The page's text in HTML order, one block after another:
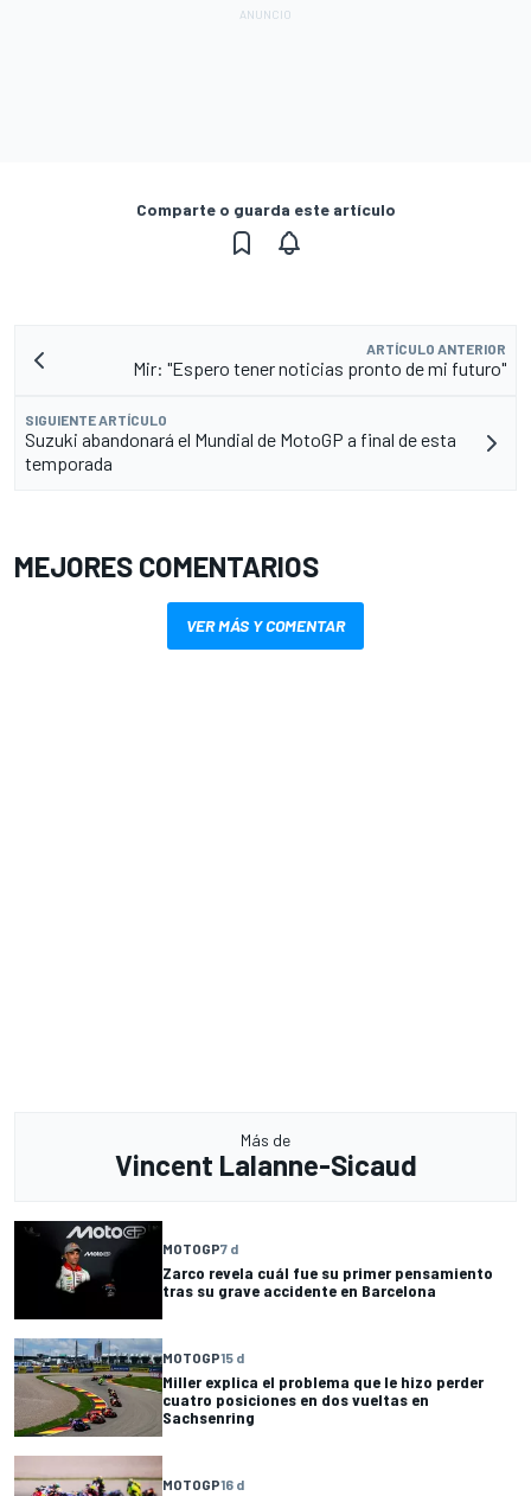
Comparte o guarda este artículo
ARTÍCULO ANTERIOR
Mir: "Espero tener noticias pronto de mi futuro"
SIGUIENTE ARTÍCULO
Suzuki abandonará el Mundial de MotoGP a final de esta
temporada
MEJORES COMENTARIOS
VER MÁS Y COMENTAR
Más de
Vincent Lalanne-Sicaud
MOTOGP7 d
Zarco revela cuál fue su primer pensamiento
tras su grave accidente en Barcelona
MOTOGP15 d
Miller explica el problema que le hizo perder
cuatro posiciones en dos vueltas en
Sachsenring
MOTOGP16 d